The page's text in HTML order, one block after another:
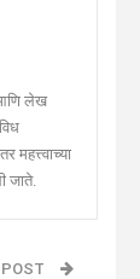
आणि लेख
महत्त्वाच्या
जाते.